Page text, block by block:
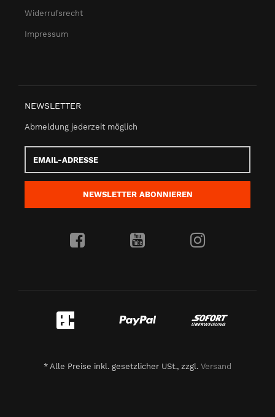
Widerrufsrecht
Impressum
NEWSLETTER
Abmeldung jederzeit möglich
Adresse
NEWSLETTER ABONNIEREN
* Alle Preise inkl. gesetzlicher USt., zzgl. Versand